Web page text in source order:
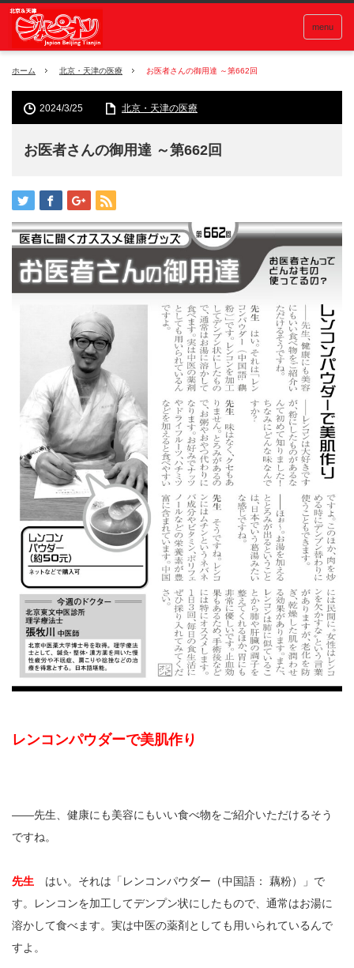
menu
ホーム 北京・天津の医療 お医者さんの御用達 ～第662回
2024/3/25 北京・天津の医療
お医者さんの御用達 ～第662回
レンコンパウダーで美肌作り
――先生、健康にも美容にもいい食べ物をご紹介いただけるそう
ですね。
先生 はい。それは「レンコンパウダー（中国語： 藕粉）」で
す。レンコンを加工してデンプン状にしたもので、通常はお湯に
溶かして食べます。実は中医の薬剤としても用いられているんで
すよ。